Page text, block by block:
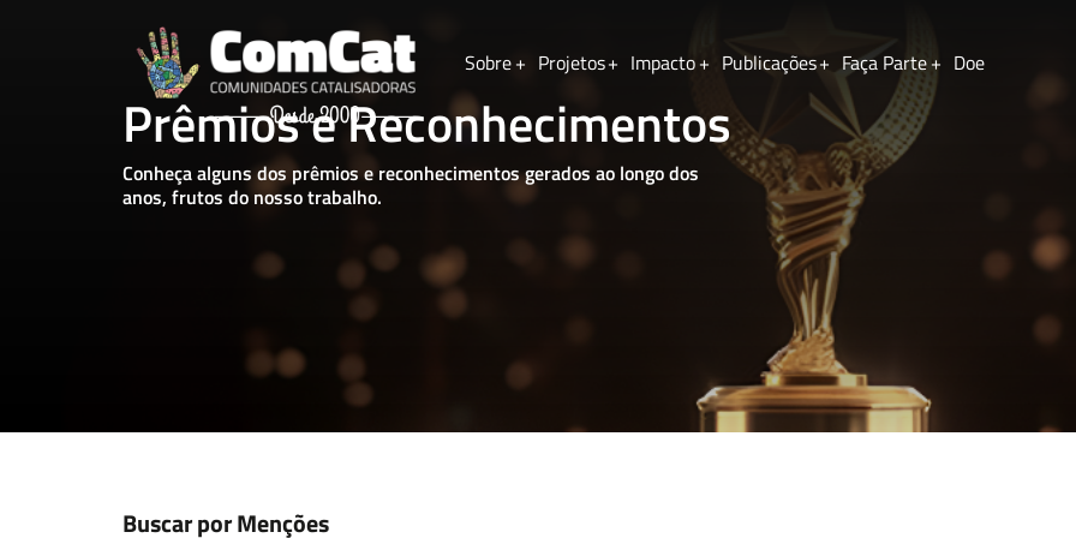
Sobre Projetos Impacto Publicações Faça Parte Doe
Prêmios e Reconhecimentos
Conheça alguns dos prêmios e reconhecimentos gerados ao longo dos
anos, frutos do nosso trabalho.
Buscar por Menções
Nome Sobrenome
Deixe uma mensagem